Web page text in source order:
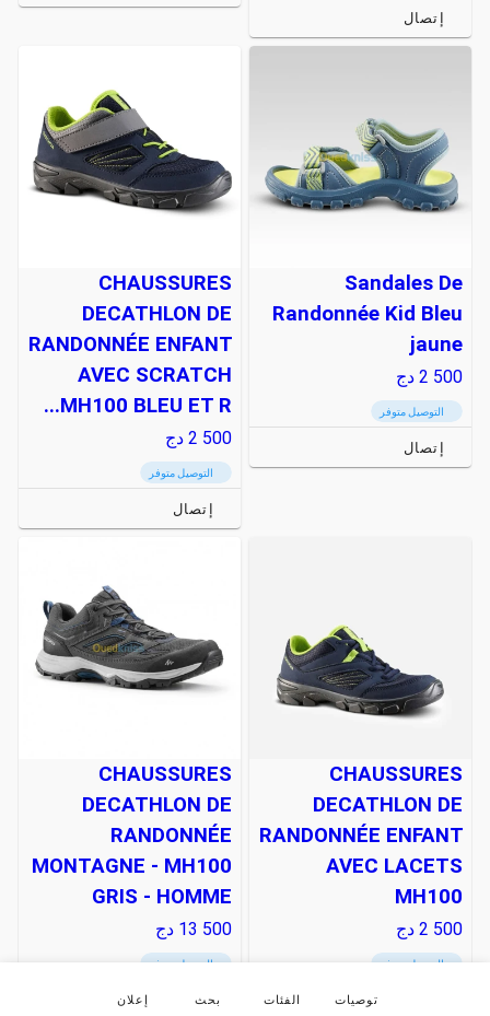
إتصال
Sandales De
Randonnée Kid Bleu
jaune
2 500 دج
التوصيل متوفر
إتصال
CHAUSSURES
DECATHLON DE
RANDONNÉE ENFANT
AVEC SCRATCH
MH100 BLEU ET R...
2 500 دج
التوصيل متوفر
إتصال
CHAUSSURES
DECATHLON DE
RANDONNÉE ENFANT
AVEC LACETS
MH100
2 500 دج
التوصيل متوفر
CHAUSSURES
DECATHLON DE
RANDONNÉE
MONTAGNE - MH100
GRIS - HOMME
13 500 دج
التوصيل متوفر
إتصال توصيات الفئات بحث إعلان